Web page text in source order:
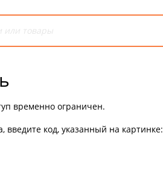
временно ограничен.
введите код, указанный на картинке: